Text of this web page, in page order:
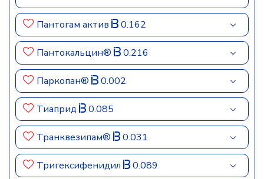
Пантогам актив 0.162
Пантокальцин® 0.216
Паркопан® 0.002
Тиаприд 0.085
Транквезипам® 0.031
Тригексифенидил 0.089